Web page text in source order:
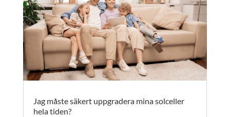
Jag måste säkert uppgradera mina solceller
hela tiden?